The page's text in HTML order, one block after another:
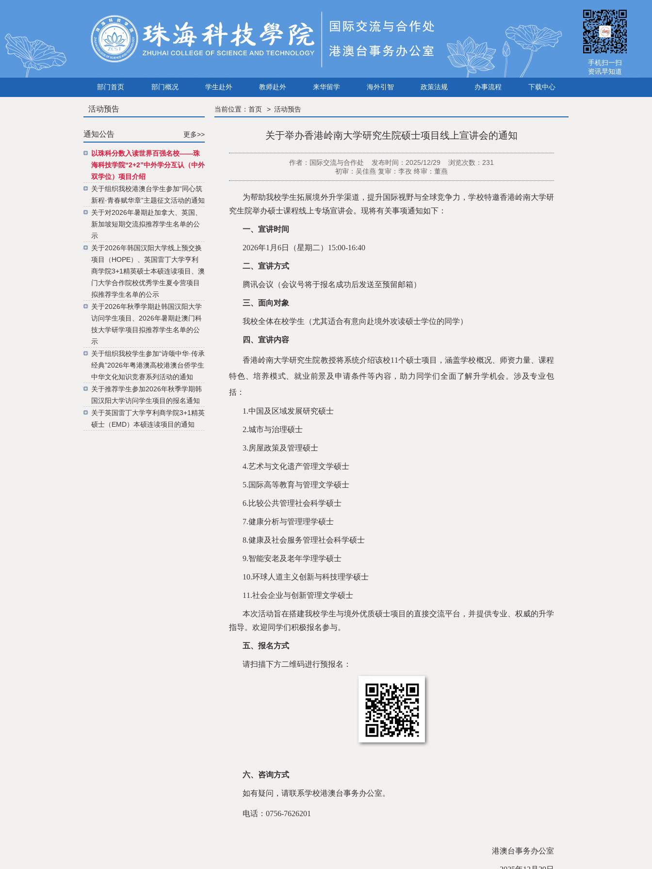
手机扫一扫
资讯早知道
部门首页 部门概况 学生赴外 教师赴外 来华留学 海外引智 政策法规 办事流程 下载中心
活动预告
通知公告 更多>>
以珠科分数入读世界百强名校——珠
海科技学院“2+2”中外学分互认（中外
双学位）项目介绍
关于组织我校港澳台学生参加“同心筑
新程·青春赋华章”主题征文活动的通知
关于对2026年暑期赴加拿大、英国、
新加坡短期交流拟推荐学生名单的公
示
关于2026年韩国汉阳大学线上预交换
项目（HOPE）、英国雷丁大学亨利
商学院3+1精英硕士本硕连读项目、澳
门大学合作院校优秀学生夏令营项目
拟推荐学生名单的公示
关于2026年秋季学期赴韩国汉阳大学
访问学生项目、2026年暑期赴澳门科
技大学研学项目拟推荐学生名单的公
示
关于组织我校学生参加“诗颂中华·传承
经典”2026年粤港澳高校港澳台侨学生
中华文化知识竞赛系列活动的通知
关于推荐学生参加2026年秋季学期韩
国汉阳大学访问学生项目的报名通知
关于英国雷丁大学亨利商学院3+1精英
硕士（EMD）本硕连读项目的通知
当前位置： 首页 活动预告
关于举办香港岭南大学研究生院硕士项目线上宣讲会的通知
作者：国际交流与合作处 发布时间：2025/12/29 浏览次数： 231
初审：吴佳燕 复审：李孜 终审：董燕
为帮助我校学生拓展境外升学渠道，提升国际视野与全球竞争力，学校特邀香港岭南大学研
究生院举办硕士课程线上专场宣讲会。现将有关事项通知如下：
一、宣讲时间
2026年1月6日（星期二）15:00-16:40
二、宣讲方式
腾讯会议（会议号将于报名成功后发送至预留邮箱）
三、面向对象
我校全体在校学生（尤其适合有意向赴境外攻读硕士学位的同学）
四、宣讲内容
香港岭南大学研究生院教授将系统介绍该校11个硕士项目，涵盖学校概况、师资力量、课程
特色、培养模式、就业前景及申请条件等内容，助力同学们全面了解升学机会。涉及专业包
括：
1.中国及区域发展研究硕士
2.城市与治理硕士
3.房屋政策及管理硕士
4.艺术与文化遗产管理文学硕士
5.国际高等教育与管理文学硕士
6.比较公共管理社会科学硕士
7.健康分析与管理理学硕士
8.健康及社会服务管理社会科学硕士
9.智能安老及老年学理学硕士
10.环球人道主义创新与科技理学硕士
11.社会企业与创新管理文学硕士
本次活动旨在搭建我校学生与境外优质硕士项目的直接交流平台，并提供专业、权威的升学
指导。欢迎同学们积极报名参与。
五、 报名方式
请扫描下方二维码进行预报名：
六、咨询方式
如有疑问，请联系学校港澳台事务办公室。
电话： 0756-7626201
港澳台事务办公室